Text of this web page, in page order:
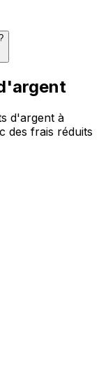
d'argent à
des frais réduits